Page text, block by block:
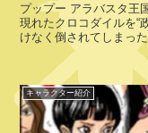
ウ
ア
ル
ベ
プップー アラバスタ王国の港町ナノハナを襲った海賊。民衆の前に
現れたクロコダイルを“
けなく倒されてしまっ
能力者のクロコダイル...
キャラクター紹介